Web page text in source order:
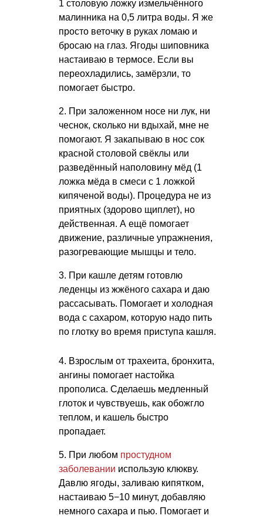
1 столовую ложку измельчённого
малинника на 0,5 литра воды. Я же
просто веточку в руках ломаю и
бросаю на глаз. Ягоды шиповника
настаиваю в термосе. Если вы
переохладились, замёрзли, то
помогает быстро.
2. При заложенном носе ни лук, ни
чеснок, сколько ни вдыхай, мне не
помогают. Я закапываю в нос сок
красной столовой свёклы или
разведённый наполовину мёд (1
ложка мёда в смеси с 1 ложкой
кипяченой воды). Процедура не из
приятных (здорово щиплет), но
действенная. А ещё помогает
движение, различные упражнения,
разогревающие мышцы и тело.
3. При кашле детям готовлю
леденцы из жжёного сахара и даю
рассасывать. Помогает и холодная
вода с сахаром, которую надо пить
по глотку во время приступа кашля.
4. Взрослым от трахеита, бронхита,
ангины помогает настойка
прополиса. Сделаешь медленный
глоток и чувствуешь, как обожгло
теплом, и кашель быстро
пропадает.
5. При любом простудном
заболевании использую клюкву.
Давлю ягоды, заливаю кипятком,
настаиваю 5−10 минут, добавляю
немного сахара и пью. Помогает и